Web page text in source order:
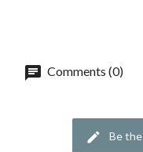
Comments (0)
Be